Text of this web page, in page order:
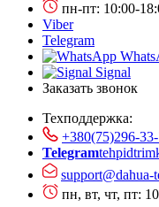
пн-пт: 10:00-
Viber
Telegram
Signal
Заказать звонок
Техподдержка:
+380(75)296-
Telegram
support@dahua-
пн, вт, чт, пт: